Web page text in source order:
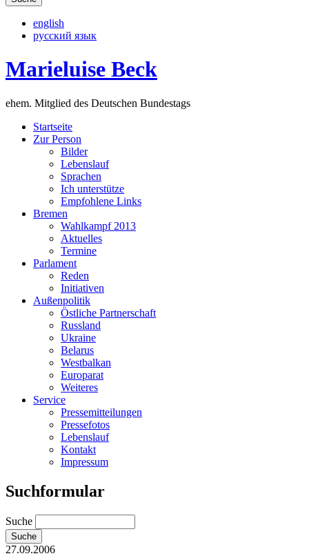
english
русский язык
Marieluise Beck
ehem. Mitglied des Deutschen Bundestags
Startseite
Zur Person
Bilder
Lebenslauf
Sprachen
Ich unterstütze
Empfohlene Links
Bremen
Wahlkampf 2013
Aktuelles
Termine
Parlament
Reden
Initiativen
Außenpolitik
Östliche Partnerschaft
Russland
Ukraine
Belarus
Westbalkan
Europarat
Weiteres
Service
Pressemitteilungen
Pressefotos
Lebenslauf
Kontakt
Impressum
Suchformular
Suche
27.09.2006